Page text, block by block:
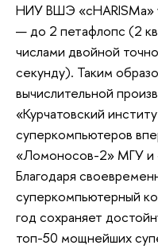
НИУ ВШЭ «cHARISMa»
— до 2 петафлопс (2
числами двойной
секунду). Таким
вычислительной
«Курчатовский
суперкомпьютеров
«Ломоносов-2» МГУ и
Благодаря
суперкомпьютерный
год сохраняет
топ-50 мощнейших